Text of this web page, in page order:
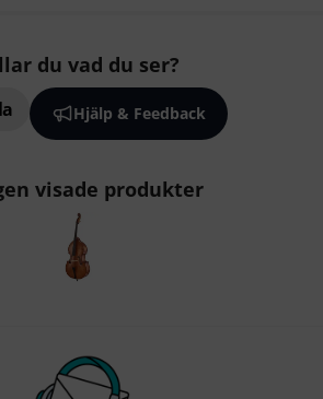
du vad du ser?
Hjälp & Feedback
visade produkter